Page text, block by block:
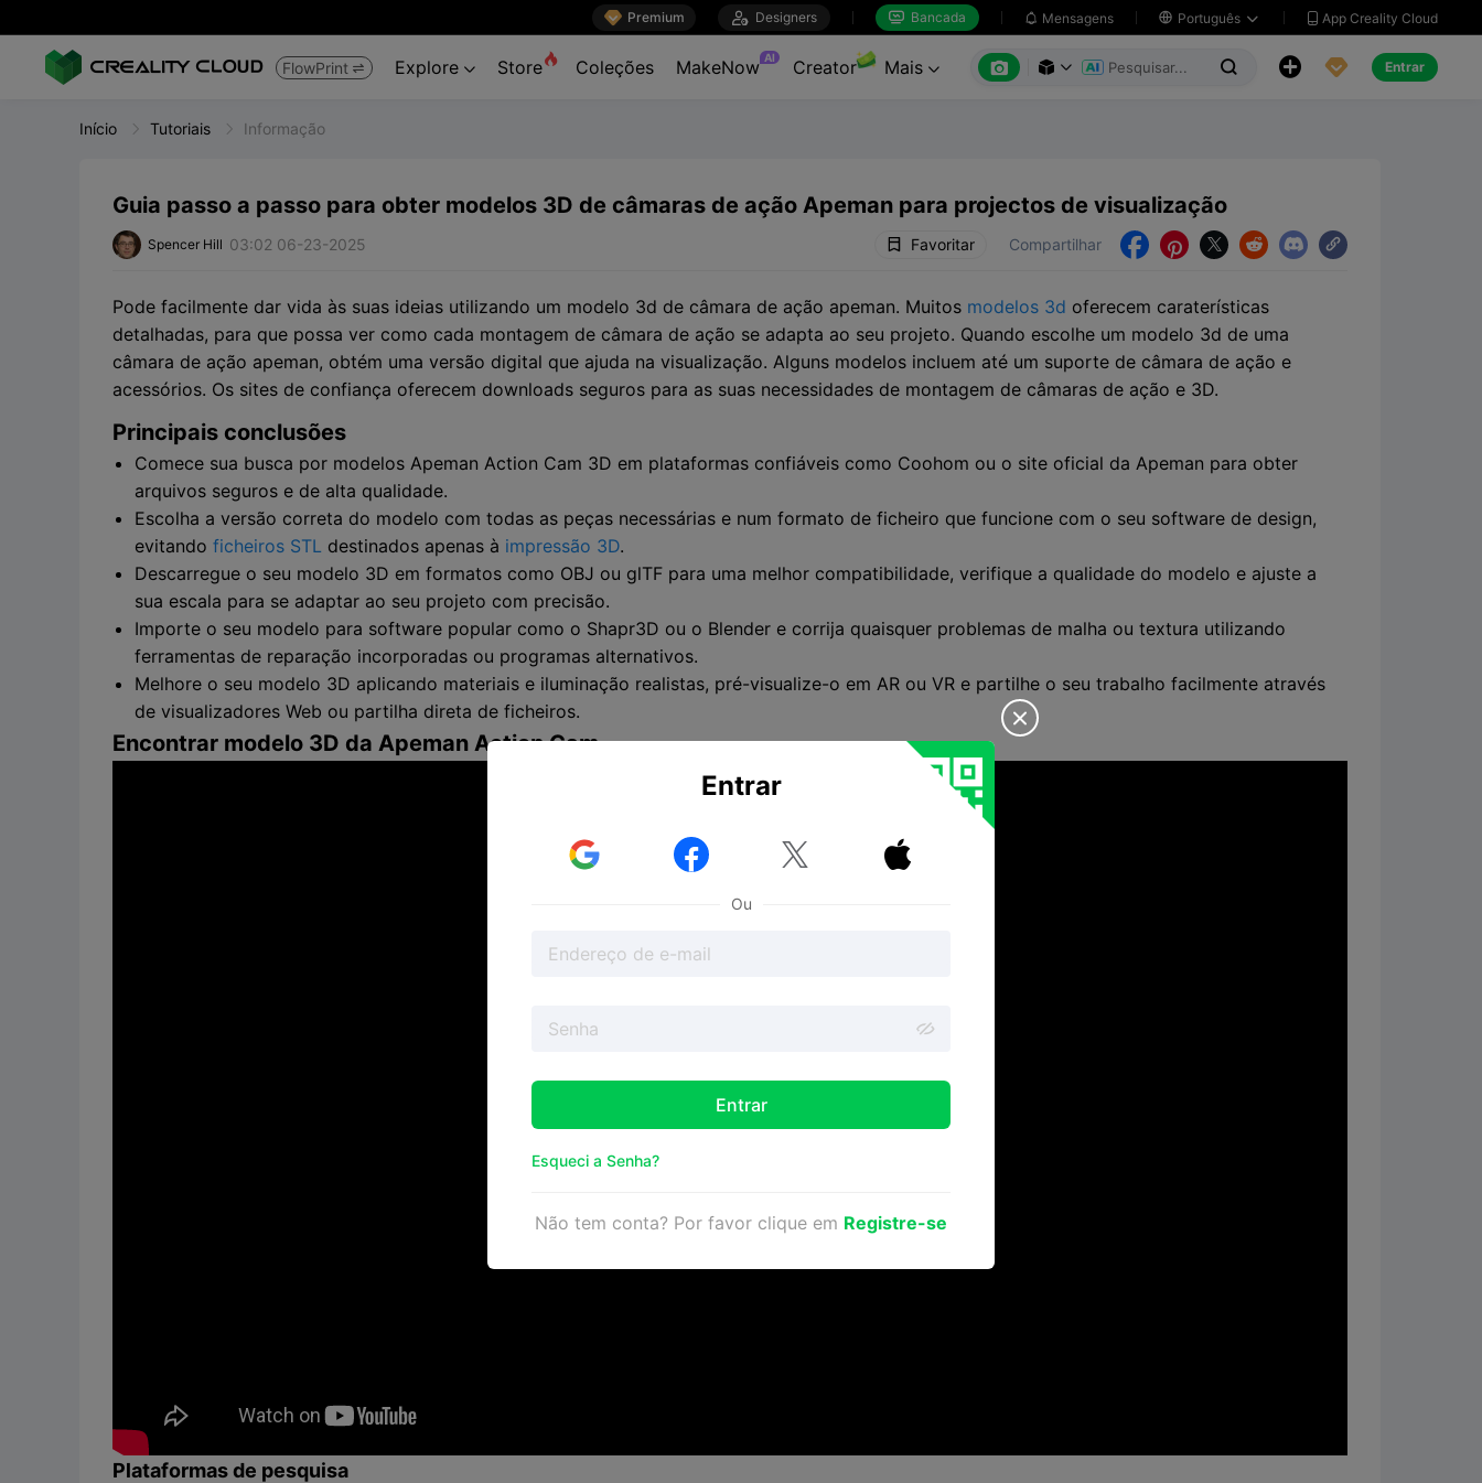
 Premium  Designers  Bancada  Mensagens  Português   App Creality Cloud
FlowPrint  Explore  Store Coleções MakeNow AI Creator Mais        Entrar
Início Tutoriais Informação
Guia passo a passo para obter modelos 3D de câmaras de ação Apeman para projectos de visualização
Spencer Hill 03:02 06-23-2025 Favoritar Compartilhar     
Pode facilmente dar vida às suas ideias utilizando um modelo 3d de câmara de ação apeman. Muitos modelos 3d oferecem caraterísticas
detalhadas, para que possa ver como cada montagem de câmara de ação se adapta ao seu projeto. Quando escolhe um modelo 3d de uma
câmara de ação apeman, obtém uma versão digital que ajuda na visualização. Alguns modelos incluem até um suporte de câmara de ação e
acessórios. Os sites de confiança oferecem downloads seguros para as suas necessidades de montagem de câmaras de ação e 3D.
Principais conclusões
Comece sua busca por modelos Apeman Action Cam 3D em plataformas confiáveis como Coohom ou o site oficial da Apeman para obter
arquivos seguros e de alta qualidade.
Escolha a versão correta do modelo com todas as peças necessárias e num formato de ficheiro que funcione com o seu software de design,
evitando ficheiros STL destinados apenas à impressão 3D.
Descarregue o seu modelo 3D em formatos como OBJ ou glTF para uma melhor compatibilidade, verifique a qualidade do modelo e ajuste a
sua escala para se adaptar ao seu projeto com precisão.
Importe o seu modelo para software popular como o Shapr3D ou o Blender e corrija quaisquer problemas de malha ou textura utilizando
ferramentas de reparação incorporadas ou programas alternativos.
Melhore o seu modelo 3D aplicando materiais e iluminação realistas, pré-visualize-o em AR ou VR e partilhe o seu trabalho facilmente através
de visualizadores Web ou partilha direta de ficheiros.
Encontrar modelo 3D da Apeman Action Cam
Plataformas de pesquisa

Entrar
  
Ou
Entrar
Esqueci a Senha?
Não tem conta? Por favor clique em Registre-se